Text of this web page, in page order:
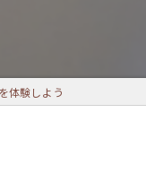
体験しよう